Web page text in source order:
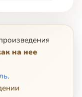
на нее
.